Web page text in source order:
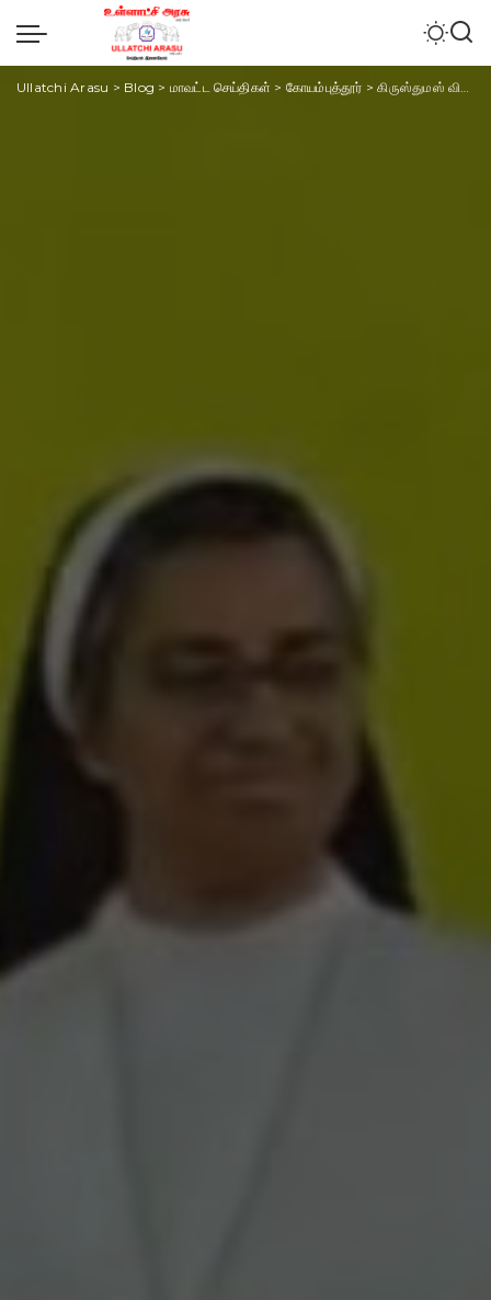
Ullatchi Arasu > Blog > மாவட்ட செய்திகள் > கோயம்புத்தூர் >கிருஸ்துமஸ் விழா தொழு நோயாளிகளுக்கு நலத்திட்ட உதவிகள் வழங்கிய கோவை வடக்கு மாவட்ட சிறுபான்மை நல பிரிவு தலைவர் ஆரோக்கிய ஜான்.